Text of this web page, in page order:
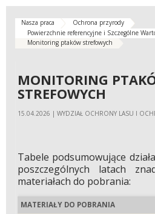
Nasza praca
Ochrona przyrody
Powierzchnie referencyjne i Szczególne
Monitoring ptaków strefowych
MONITORING
STREFOWYCH
15.04.2026 | WYDZIAŁ OCHRONY LASU I
Tabele podsumowujące
poszczególnych latach
materiałach do pobrania:
MATERIAŁY DO POBRANIA